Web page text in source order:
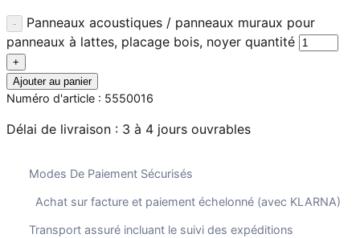
Panneaux acoustiques / panneaux muraux pour
panneaux à lattes, placage bois, noyer quantité
Ajouter au panier
Numéro d'article : 5550016
Délai de livraison : 3 à 4 jours ouvrables
Modes De Paiement Sécurisés
Achat sur facture et paiement échelonné (avec KLARNA)
Transport assuré incluant le suivi des expéditions